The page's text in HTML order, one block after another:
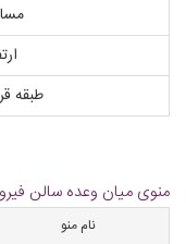
طبقه
منوی میان وعده سالن
نام منو